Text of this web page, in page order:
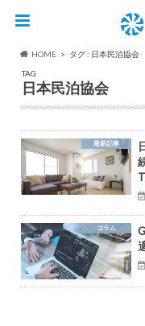
HOME
タグ : 日本民泊協会
TAG
日本民泊協会
最新記事
コラム